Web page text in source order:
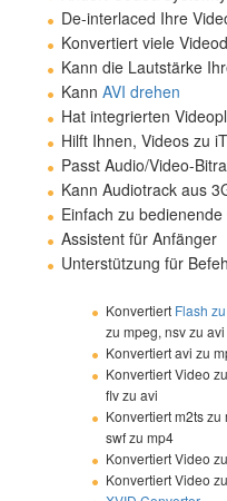
De-interlaced Ihre
Konvertiert viele
Kann die Lautstärke
KannAVI drehen
Hat integrierten
Hilft Ihnen, Videos zu
Passt Audio/Video-
Kann Audiotrack aus
Einfach zu
Assistent für Anfänger
Unterstützung für
Konvertiert Flash
zu mpeg, nsv zu avi
Konvertiert avi zu
Konvertiert Video
flv zu avi
Konvertiert m2ts
swf zu mp4
Konvertiert Video
Konvertiert Video